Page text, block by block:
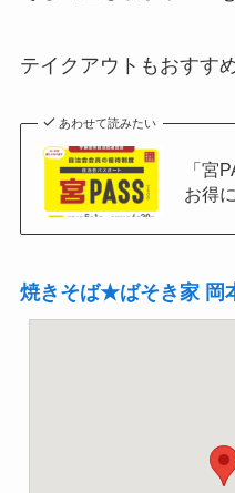
テイクアウトもおすす
あわせて読みたい
「宮
お得
焼きそば★ばそき家 岡